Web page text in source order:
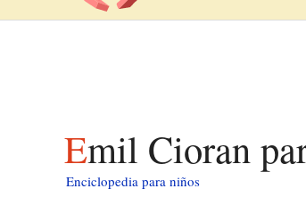
Emil Cioran
Enciclopedia para niños